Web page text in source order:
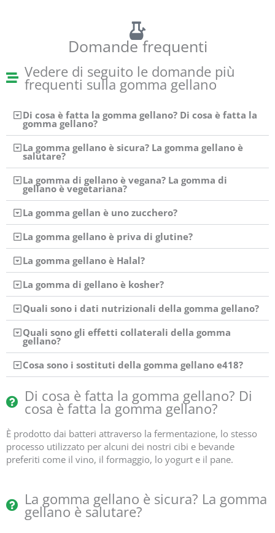
Domande frequenti
Vedere di seguito le domande più
frequenti sulla gomma gellano
Di cosa è fatta la gomma gellano? Di cosa è fatta la
gomma gellano?
La gomma gellano è sicura? La gomma gellano è
salutare?
La gomma di gellano è vegana? La gomma di
gellano è vegetariana?
La gomma gellan è uno zucchero?
La gomma gellano è priva di glutine?
La gomma gellano è Halal?
La gomma di gellano è kosher?
Quali sono i dati nutrizionali della gomma gellano?
Quali sono gli effetti collaterali della gomma
gellano?
Cosa sono i sostituti della gomma gellano e418?
Di cosa è fatta la gomma gellano? Di
cosa è fatta la gomma gellano?
È prodotto dai batteri attraverso la fermentazione, lo stesso
processo utilizzato per alcuni dei nostri cibi e bevande
preferiti come il vino, il formaggio, lo yogurt e il pane.
La gomma gellano è sicura? La gomma
gellano è salutare?